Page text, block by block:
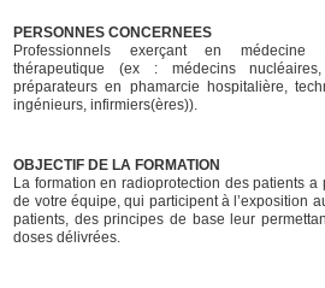
PERSONNES CONCERNEES
Professionnels exerçant en médecine
thérapeutique (ex : médecins nucléaires,
préparateurs en phamarcie hospitalière,
ingénieurs, infirmiers(ères)).
OBJECTIF DE LA FORMATION
La formation en radioprotection des patients
de votre équipe, qui participent à l’exposition
patients, des principes de base leur
doses délivrées.